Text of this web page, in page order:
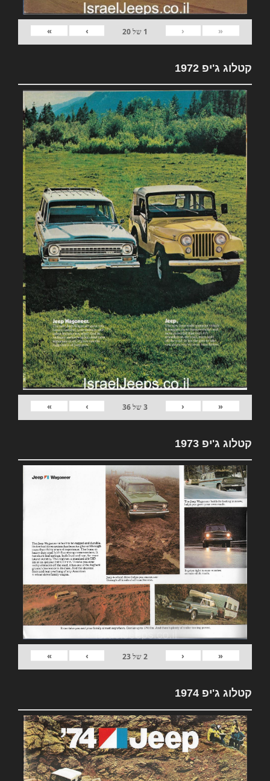
«
‹
1 של20
›
»
קטלוג ג'יפ 1972
«
‹
3של36
›
»
קטלוג ג'יפ 1973
«
‹
2של23
›
»
קטלוג ג'יפ 1974